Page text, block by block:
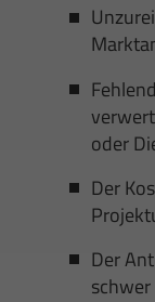
oder
Der
Der